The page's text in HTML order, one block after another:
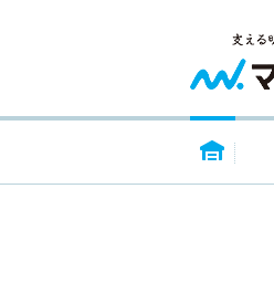
トッ